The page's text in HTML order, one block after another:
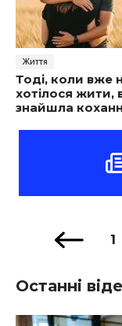
Життя
Тоді, коли вже
хотілося жити,
знайшла
1
Останні